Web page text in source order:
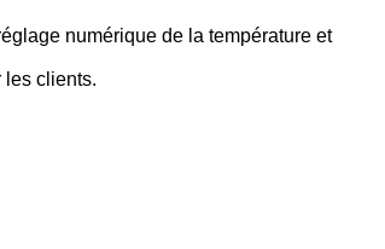
numérique de la température et
les clients.